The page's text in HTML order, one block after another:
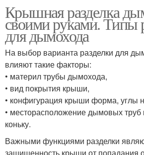
Крышная разделка
своими руками. Типы
для дымохода
На выбор варианта разделки для
влияют такие факторы:
• материл трубы дымохода,
• вид покрытия крыши,
• конфигурация крыши форма, углы
• месторасположение дымовых
коньку.
Важными функциями разделки